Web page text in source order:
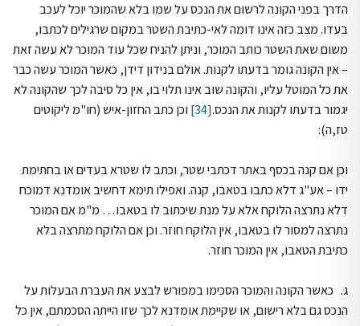
הדרך בפני הקונה לרשום את הנכס על שמו בלא שהמוכר יוכל לעכב
בעדו. מצב כזה אינו דומה לאי-כתיבת השטר במקום שרגילים לכתבו,
משום שאת השטר כותב המוכר, וניתן להניח שכל עוד המוכר לא עשה זאת
– אין הקונה גומר בדעתו לקנות. אולם בנידון דידן, כאשר המוכר עשה כבר
את כל המוטל עליו, והקונה שוב אינו תלוי בו, אין כל סיבה לכך שהקונה לא
יגמור בדעתו לקנות את הנכס.[34]
וכן כתב החזון-איש (חו"מ ליקוטים
טז,ה):
וכן אם קנה בכסף באתר דכתבי שטר, וכתב לו שטרא בעדים או בחתימת
ידו – אע"ג דלא כתבו בטאבו, קנה. ואפילו תימא דחשיב אומדנא דמוכח
דלא נתרצה הלוקח אלא על מנת שיכתוב לו בטאבו… מ"מ אם המוכר
נתרצה למסור לו בטאבו, אין הלוקח חוזר. וכן אם הלוקח מתרצה בלא
כתיבת הטאבו, אין המוכר חוזר.
ג. כאשר הקונה והמוכר הסכימו במפורש לבצע את העברת הבעלות על
הנכס גם בלא רישום, או שקיימת אומדנא לכך שזו הייתה הסכמתם, אין כל